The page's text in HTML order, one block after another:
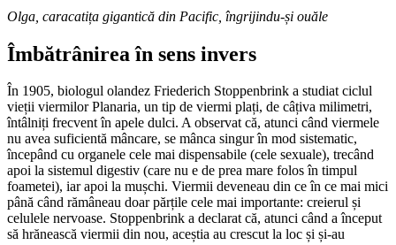
Olga, caracatița gigantică din Pacific, îngrijindu-și ouăle
Îmbătrânirea în sens invers
În 1905, biologul olandez Friederich Stoppenbrink a studiat ciclul
vieții viermilor Planaria, un tip de viermi plați, de câțiva milimetri,
întâlniți frecvent în apele dulci. A observat că, atunci când viermele
nu avea suficientă mâncare, se mânca singur în mod sistematic,
începând cu organele cele mai dispensabile (cele sexuale), trecând
apoi la sistemul digestiv (care nu e de prea mare folos în timpul
foametei), iar apoi la mușchi. Viermii deveneau din ce în ce mai mici
până când rămâneau doar părțile cele mai importante: creierul și
celulele nervoase. Stoppenbrink a declarat că, atunci când a început
să hrănească viermii din nou, aceștia au crescut la loc și și-au